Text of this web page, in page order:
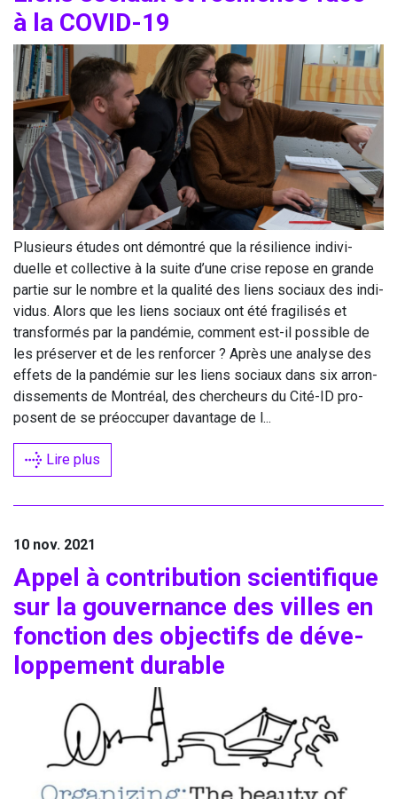
à la COVID-19
Plu­sieurs études ont démon­tré que la rési­lience indi­vi­
duelle et col­lec­tive à la suite d’une crise repose en grande
par­tie sur le nombre et la qua­li­té des liens sociaux des indi­
vi­dus. Alors que les liens sociaux ont été fra­gi­li­sés et
trans­for­més par la pan­dé­mie, com­ment est-il pos­sible de
les pré­ser­ver et de les ren­for­cer ? Après une ana­lyse des
effets de la pan­dé­mie sur les liens sociaux dans six arron­
dis­se­ments de Mont­réal, des cher­cheurs du Cité-ID pro­
posent de se pré­oc­cu­per davan­tage de l...
Lire plus
10 nov. 2021
Appel à contri­bu­tion scien­ti­fique
sur la gou­ver­nance des villes en
fonc­tion des objec­tifs de déve­
lop­pe­ment durable